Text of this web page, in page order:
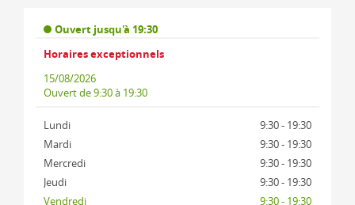
Ouvert jusqu'à 19:30
Horaires exceptionnels
15/08/2026
Ouvertde 9:30 à 19:30
Lundi
9:30 - 19:30
Mardi
9:30 - 19:30
Mercredi
9:30 - 19:30
Jeudi
9:30 - 19:30
Vendredi
9:30 - 19:30